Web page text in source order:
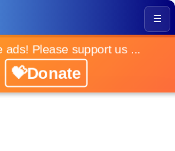
☰
ads! Please support us ...
💝Donate